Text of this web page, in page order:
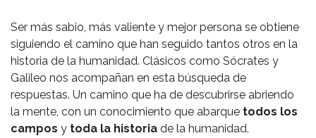
Ser más sabio, más valiente y mejor persona se obtiene
siguiendo el camino que han seguido tantos otros en la
historia de la humanidad. Clásicos como Sócrates y
Galileo nos acompañan en esta búsqueda de
respuestas. Un camino que ha de descubrirse abriendo
la mente, con un conocimiento que abarque todos los
campos y toda la historia de la humanidad.